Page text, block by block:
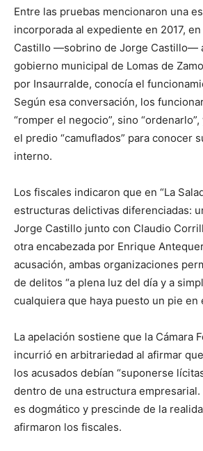
Entre las pruebas mencionaron una
incorporada al expediente en 2017,
Castillo —sobrino de Jorge Castillo—
gobierno municipal de Lomas de
por Insaurralde, conocía el
Según esa conversación, los
“romper el negocio”, sino
el predio “camuflados” para conocer
interno.
Los fiscales indicaron que en “La
estructuras delictivas diferenciadas:
Jorge Castillo junto con Claudio
otra encabezada por Enrique
acusación, ambas organizaciones
de delitos “a plena luz del día y a
cualquiera que haya puesto un pie en
La apelación sostiene que la Cámara
incurrió en arbitrariedad al afirmar
los acusados debían “suponerse
dentro de una estructura empresarial.
es dogmático y prescinde de la
afirmaron los fiscales.